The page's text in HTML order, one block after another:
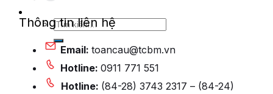
Tìm
Thông tin liên hệ
Email: toancau@tcbm.vn
Hotline: 0911 771 551
Hotline: (84-28) 3743 2317 – (84-24)